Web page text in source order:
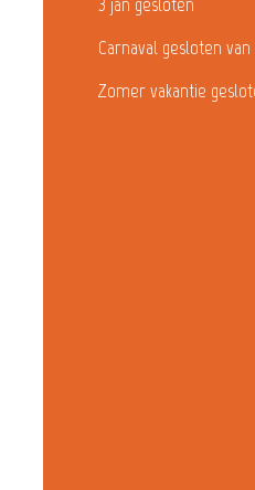
Carnaval gesloten
Zomer vakantie